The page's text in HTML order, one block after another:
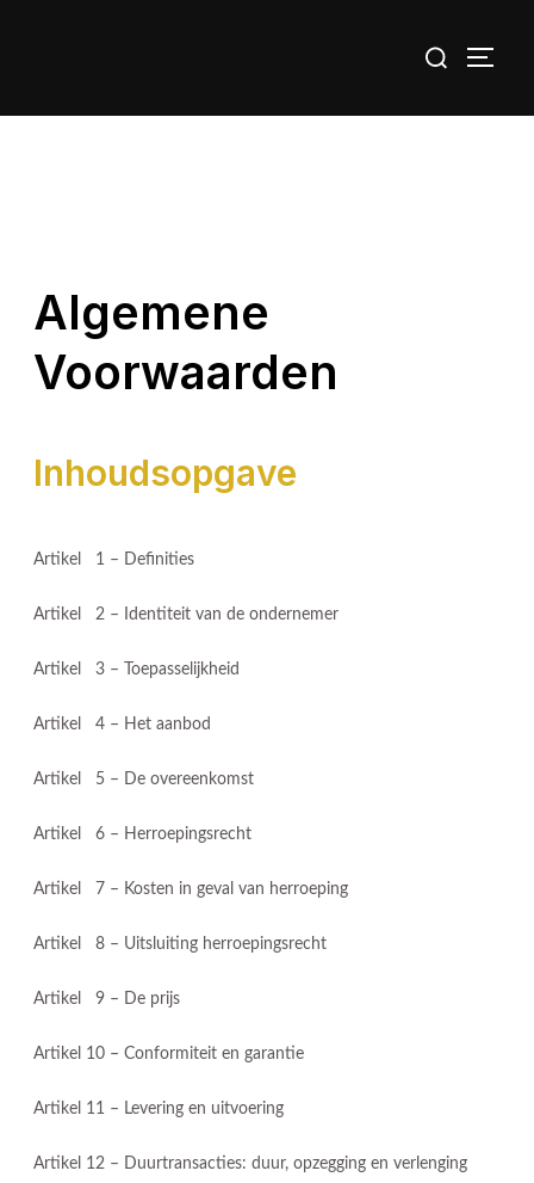
Algemene
Voorwaarden
Inhoudsopgave
Artikel 1 – Definities
Artikel 2 – Identiteit van de ondernemer
Artikel 3 – Toepasselijkheid
Artikel 4 – Het aanbod
Artikel 5 – De overeenkomst
Artikel 6 – Herroepingsrecht
Artikel 7 – Kosten in geval van herroeping
Artikel 8 – Uitsluiting herroepingsrecht
Artikel 9 – De prijs
Artikel 10 – Conformiteit en garantie
Artikel 11 – Levering en uitvoering
Artikel 12 – Duurtransacties: duur, opzegging en verlenging